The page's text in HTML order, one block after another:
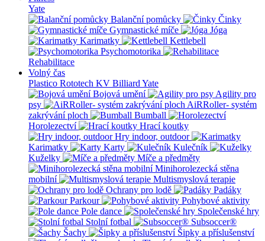
Yate
Balanční pomůcky
Činky
Gymnastické míče
Jóga
Karimatky
Kettlebell
Psychomotorika
Rehabilitace
Volný čas
Plastico Rototech KV Billiard Yate
Bojová umění
Agility pro
psy
AiRRoller- systém
zakrývání ploch
Bumball
Horolezectví
Hrací koutky
Hry indoor, outdoor
Karimatky
Karty
Kulečník
Kuželky
Míče a předměty
Minihorolezecká stěna
mobilní
Multismyslová terapie
Ochrany pro lodě
Padáky
Parkour
Pohybové aktivity
Pole dance
Společenské hry
Stolní fotbal
Subsoccer®
Šachy
Šipky a příslušenství